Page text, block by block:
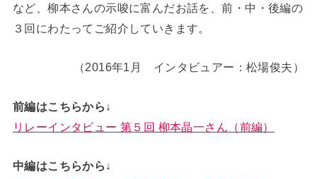
など、柳本さんの示唆に富んだお話を、前・中・後編の
３回にわたってご紹介していきます。
（2016年1月 インタビュアー：松場俊夫）
前編はこちらから↓
リレーインタビュー 第５回 柳本晶一さん（前編）
中編はこちらから↓